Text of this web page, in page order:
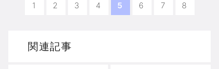
1 2 3 4 5 6 7 8
関連記事